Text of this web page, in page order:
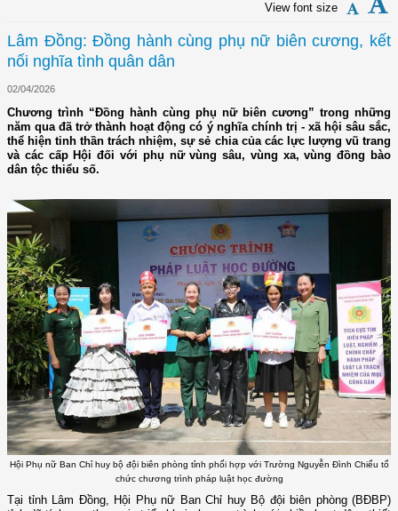
View font size
Lâm Đồng: Đồng hành cùng phụ nữ biên cương, kết
nối nghĩa tình quân dân
02/04/2026
Chương trình “Đồng hành cùng phụ nữ biên cương” trong những
năm qua đã trở thành hoạt động có ý nghĩa chính trị - xã hội sâu sắc,
thể hiện tinh thần trách nhiệm, sự sẻ chia của các lực lượng vũ trang
và các cấp Hội đối với phụ nữ vùng sâu, vùng xa, vùng đồng bào
dân tộc thiểu số.
Hội Phụ nữ Ban Chỉ huy bộ đội biên phòng tỉnh phối hợp với Trường Nguyễn Đình Chiểu tổ
chức chương trình pháp luật học đường
Tại tỉnh Lâm Đồng, Hội Phụ nữ Ban Chỉ huy Bộ đội biên phòng (BĐBP)